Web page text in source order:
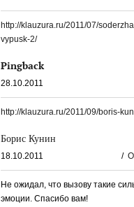
http://klauzura.ru/2011/07/
vypusk-2/
Pingback
28.10.2011
http://klauzura.ru/2011/09/boris-
Борис Кунин
18.10.2011 /
Не ожидал, что вызову такие
эмоции. Спасибо вам!